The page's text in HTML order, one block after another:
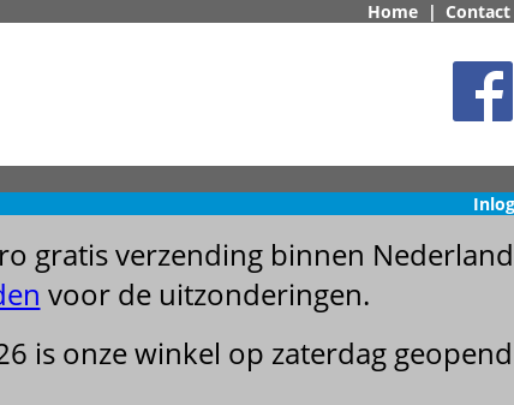
Home | Contact
gratis verzending binnen
voor de uitzonderingen.
is onze winkel op zaterdag